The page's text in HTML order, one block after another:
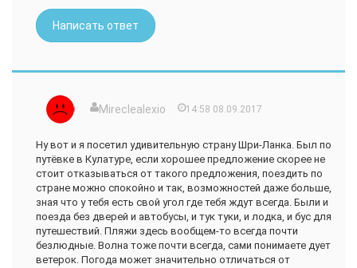
Написать ответ
Mireclealexio 14:58 08.09.2017
Ну вот и я посетил удивительную страну Шри-Ланка. Был по
путёвке в Кулатуре, если хорошее предложение скорее не
стоит отказываться от такого предложения, поездить по
стране можно спокойно и так, возможностей даже больше,
зная что у тебя есть свой угол где тебя ждут всегда. Были и
поезда без дверей и автобусы, и тук туки, и лодка, и бус для
путешествий. Пляжи здесь вообщем-то всегда почти
безлюдные. Волна тоже почти всегда, сами понимаете дует
ветерок. Погода может значительно отличаться от